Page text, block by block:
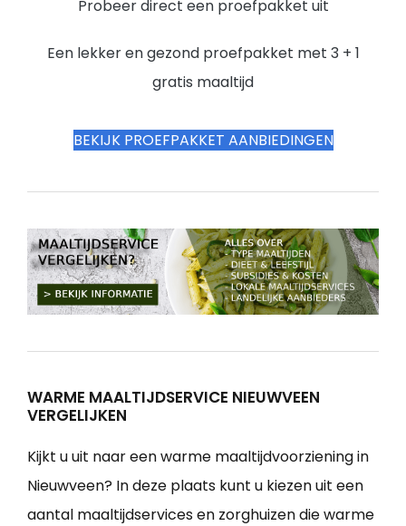
Probeer direct een proefpakket uit
Een lekker en gezond proefpakket met 3 + 1
gratis maaltijd
BEKIJK PROEFPAKKET AANBIEDINGEN
WARME MAALTIJDSERVICE NIEUWVEEN
VERGELIJKEN
Kijkt u uit naar een warme maaltijdvoorziening in
Nieuwveen? In deze plaats kunt u kiezen uit een
aantal maaltijdservices en zorghuizen die warme